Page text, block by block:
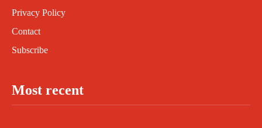
Privacy Policy
Contact
Subscribe
Most recent